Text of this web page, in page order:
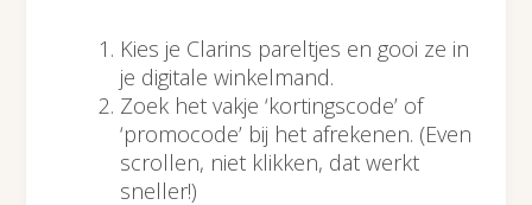
Kies je Clarins pareltjes en gooi ze in
je digitale winkelmand.
Zoek het vakje ‘kortingscode’ of
‘promocode’ bij het afrekenen. (Even
scrollen, niet klikken, dat werkt
sneller!)